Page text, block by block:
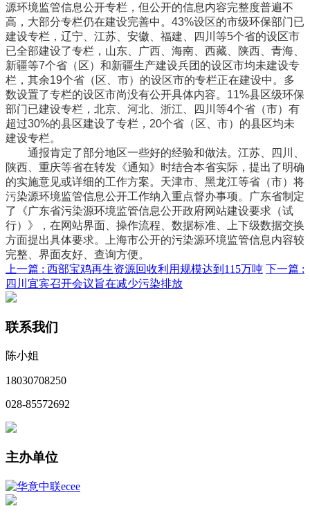
源环境监管信息公开专栏，但公开的信息内容完整度普遍不
高，大部分专栏仍在建设完善中。43%设区的市级环保部门已
建设专栏，辽宁、江苏、安徽、福建、四川等5个省的设区市
已全部建设了专栏，山东、广西、海南、西藏、陕西、青海、
新疆等7个省（区）和新疆生产建设兵团的设区市均未建设专
栏，其余19个省（区、市）的设区市的专栏正在建设中。多
数设置了专栏的设区市尚没有公开具体内容。11%县区级环保
部门已建设专栏，北京、河北、浙江、四川等4个省（市）有
超过30%的县区建设了专栏，20个省（区、市）的县区均未
建设专栏。
通报肯定了部分地区一些好的经验和做法。江苏、四川、
陕西、重庆等省在转发《通知》时结合本省实际，提出了明确
的实施意见或详细的工作方案。天津市、黑龙江等省（市）将
污染源环境监管信息公开工作纳入重点督办事项。广东省制定
了《广东省污染源环境监管信息公开政府网站建设要求（试
行）》，在网站界面、操作流程、数据标准、上下级数据交换
方面提出具体要求。上海市公开的污染源环境监管信息内容较
完整、界面友好、查询方便。
上一篇 : 西部宝鸡再生资源回收利用规模达到115万吨 下一篇 :
四川宜宾召开会议旨在减少污染排放
联系我们
陈小姐
18030708250
028-85572692
主办单位